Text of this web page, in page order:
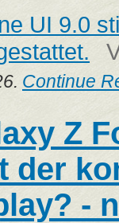
UI 9.0
Continue
Z
der
-